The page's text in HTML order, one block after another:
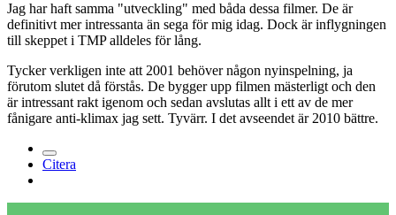
Jag har haft samma "utveckling" med båda dessa filmer. De är
definitivt mer intressanta än sega för mig idag. Dock är inflygningen
till skeppet i TMP alldeles för lång.
Tycker verkligen inte att 2001 behöver någon nyinspelning, ja
förutom slutet då förstås. De bygger upp filmen mästerligt och den
är intressant rakt igenom och sedan avslutas allt i ett av de mer
fånigare anti-klimax jag sett. Tyvärr. I det avseendet är 2010 bättre.
Citera